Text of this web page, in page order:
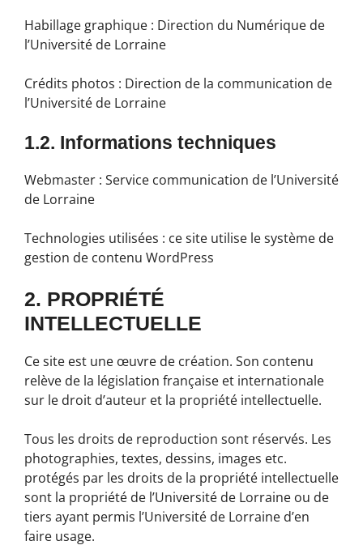
Habillage graphique : Direction du Numérique de
l’Université de Lorraine
Crédits photos : Direction de la communication de
l’Université de Lorraine
1.2. Informations techniques
Webmaster : Service communication de l’Université
de Lorraine
Technologies utilisées : ce site utilise le système de
gestion de contenu WordPress
2. PROPRIÉTÉ
INTELLECTUELLE
Ce site est une œuvre de création. Son contenu
relève de la législation française et internationale
sur le droit d’auteur et la propriété intellectuelle.
Tous les droits de reproduction sont réservés. Les
photographies, textes, dessins, images etc.
protégés par les droits de la propriété intellectuelle
sont la propriété de l’Université de Lorraine ou de
tiers ayant permis l’Université de Lorraine d’en
faire usage.